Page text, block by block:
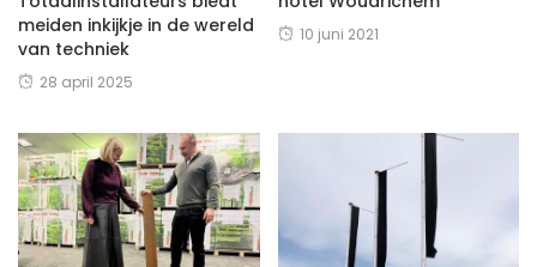
meiden inkijkje in de wereld
van techniek
28 april 2025
10 juni 2021